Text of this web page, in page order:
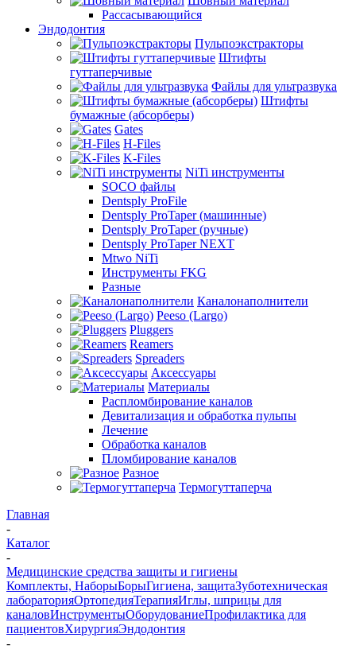
Рассасывающийся
Эндодонтия
Пульпоэкстракторы
Штифты
гуттаперчивые
Файлы для ультразвука
Штифты
бумажные (абсорберы)
Gates
H-Files
K-Files
NiTi инструменты
SOCO файлы
Dentsply ProFile
Dentsply ProTaper (машинные)
Dentsply ProTaper (ручные)
Dentsply ProTaper NEXT
Mtwo NiTi
Инструменты FKG
Разные
Каналонаполнители
Peeso (Largo)
Pluggers
Reamers
Spreaders
Аксессуары
Материалы
Распломбирование каналов
Девитализация и обработка пульпы
Лечение
Обработка каналов
Пломбирование каналов
Разное
Термогуттаперча
Главная
-
Каталог
-
Медицинские средства защиты и гигиены
Комплекты, НаборыБорыГигиена, защитаЗуботехническая
лабораторияОртопедияТерапияИглы, шприцы для
каналовИнструментыОборудованиеПрофилактика для
пациентовХирургияЭндодонтия
-